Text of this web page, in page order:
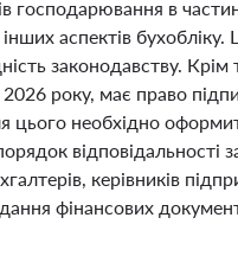
господарювання в
аспектів
законодавству. Крім
року, має право
цього необхідно
відповідальності
керівників
фінансових